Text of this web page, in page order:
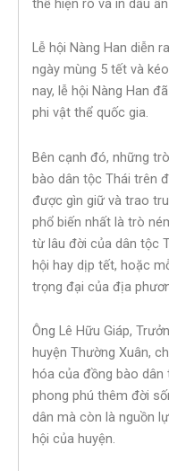
thể hiện rõ và in dấu
Lễ hội Nàng Han diễn
ngày mùng 5 tết và
nay, lễ hội Nàng Han
phi vật thể quốc gia.
Bên cạnh đó, những
bào dân tộc Thái trên
được gìn giữ và trao
phổ biến nhất là trò
từ lâu đời của dân tộc
hội hay dịp tết, hoặc
trọng đại của địa
Ông Lê Hữu Giáp,
huyện Thường Xuân,
hóa của đồng bào
phong phú thêm đời
dân mà còn là nguồn
hội của huyện.